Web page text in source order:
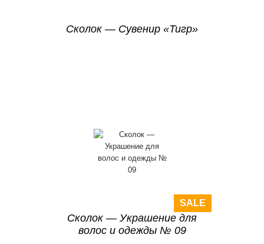
Сколок — Сувенир «Тигр»
SALE
Сколок — Украшение для
волос и одежды № 09